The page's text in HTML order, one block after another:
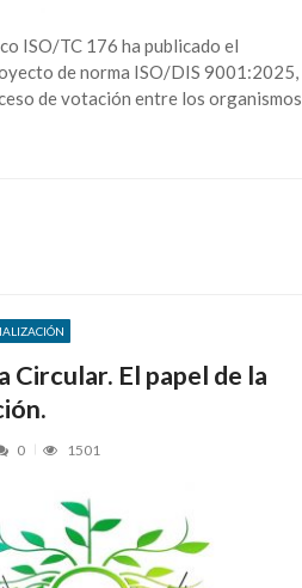
ISO/TC 176 ha publicado el
de norma ISO/DIS 9001:2025,
de votación entre los organismos
Circular. El papel de la
0 1501